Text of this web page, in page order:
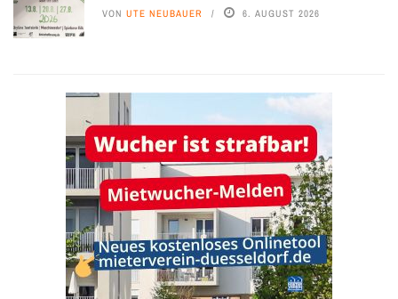
VON UTE NEUBAUER 6. AUGUST 2026